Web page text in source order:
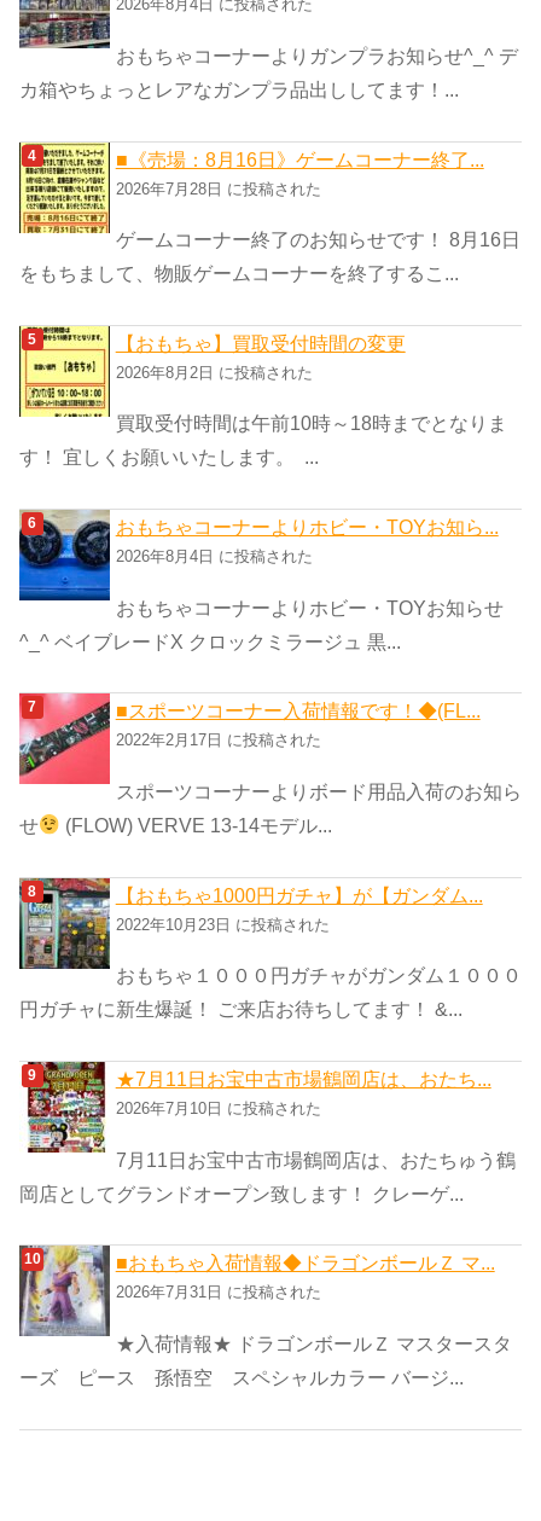
2026年8月4日 に投稿された
おもちゃコーナーよりガンプラお知らせ^_^ デ
カ箱やちょっとレアなガンプラ品出ししてます！...
■《売場：8月16日》ゲームコーナー終了...
2026年7月28日 に投稿された
ゲームコーナー終了のお知らせです！ 8月16日
をもちまして、物販ゲームコーナーを終了するこ...
【おもちゃ】買取受付時間の変更
2026年8月2日 に投稿された
買取受付時間は午前10時～18時までとなりま
す！ 宜しくお願いいたします。 ...
おもちゃコーナーよりホビー・TOYお知ら...
2026年8月4日 に投稿された
おもちゃコーナーよりホビー・TOYお知らせ
^_^ ベイブレードX クロックミラージュ 黒...
■スポーツコーナー入荷情報です！◆(FL...
2022年2月17日 に投稿された
スポーツコーナーよりボード用品入荷のお知ら
せ
(FLOW) VERVE 13-14モデル...
【おもちゃ1000円ガチャ】が【ガンダム...
2022年10月23日 に投稿された
おもちゃ１０００円ガチャがガンダム１０００
円ガチャに新生爆誕！ ご来店お待ちしてます！ &...
★7月11日お宝中古市場鶴岡店は、おたち...
2026年7月10日 に投稿された
7月11日お宝中古市場鶴岡店は、おたちゅう鶴
岡店としてグランドオープン致します！ クレーゲ...
■おもちゃ入荷情報◆ドラゴンボールＺ マ...
2026年7月31日 に投稿された
★入荷情報★ ドラゴンボールＺ マスタースタ
ーズ ピース 孫悟空 スペシャルカラー バージ...